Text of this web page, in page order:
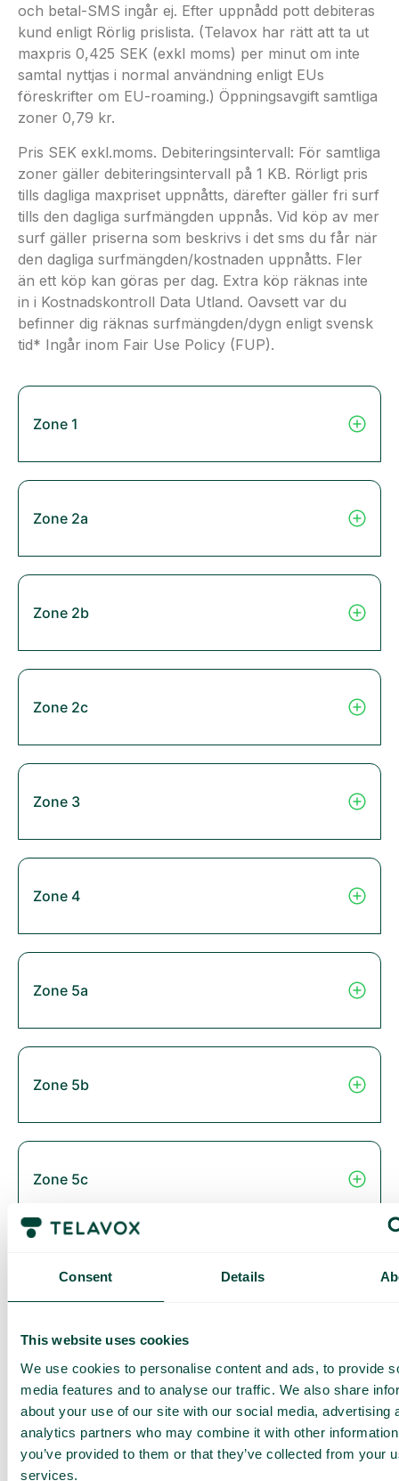
Consent Details
This website uses cookies
We use cookies to personalise content and ads, to provide
media features and to analyse our traffic. We also share
about your use of our site with our social media, advertising
analytics partners who may combine it with other
you’ve provided to them or that they’ve collected from your
services.
och betal-SMS ingår ej. Efter uppnådd pott debiteras
kund enligt Rörlig prislista. (Telavox har rätt att ta ut
maxpris 0,425 SEK (exkl moms) per minut om inte
samtal nyttjas i normal användning enligt EUs
föreskrifter om EU-roaming.) Öppningsavgift samtliga
zoner 0,79 kr.
Pris SEK exkl.moms. Debiteringsintervall: För samtliga
zoner gäller debiteringsintervall på 1 KB. Rörligt pris
tills dagliga maxpriset uppnåtts, därefter gäller fri surf
tills den dagliga surfmängden uppnås. Vid köp av mer
surf gäller priserna som beskrivs i det sms du får när
den dagliga surfmängden/kostnaden uppnåtts. Fler
än ett köp kan göras per dag. Extra köp räknas inte
in i Kostnadskontroll Data Utland. Oavsett var du
befinner dig räknas surfmängden/dygn enligt svensk
tid* Ingår inom Fair Use Policy (FUP).
Zone 1
Zone 2a
Zone 2b
Zone 2c
Zone 3
Zone 4
Zone 5a
Zone 5b
Zone 5c
Zone 6
Thailand
Zone 2B